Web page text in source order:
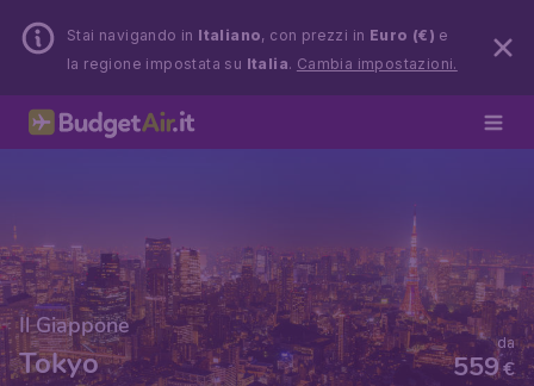
Stai navigando in Italiano, con prezzi in Euro (€) e
la regione impostata su Italia. Cambia impostazioni.
Il Giappone
Tokyo €
559
da